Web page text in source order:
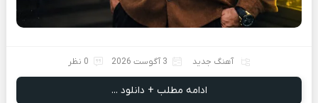
آهنگ جدید 3 آگوست 2026 0 نظر
ادامه مطلب + دانلود ...